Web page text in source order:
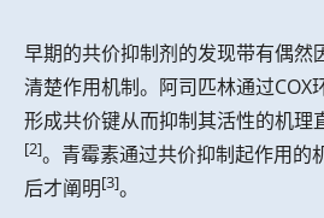
早期的共价抑制剂的发现带有偶然
清楚作用机制。阿司匹林通过COX
形成共价键从而抑制其活性的机理
[2]。青霉素通过共价抑制起作用的
后才阐明[3]。